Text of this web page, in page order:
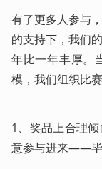
有了更多人参与
的支持下，我们
年比一年丰厚。
模，我们组织比
1、奖品上合理
意参与进来——毕